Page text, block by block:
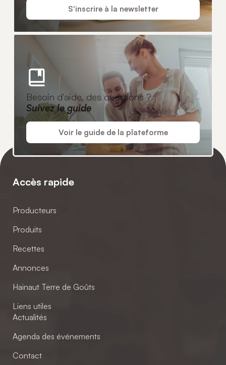
S'inscrire à la newsletter
Besoin d'aide, des questions ?
Suivez le guide
Voir le guide de la plateforme
Accès rapide
Producteurs
Produits
Recettes
Annonces
Hainaut Terre de Goûts
Liens utiles
Actualités
Agenda des événements
Contact